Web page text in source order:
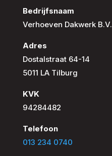
Bedrijfsnaam
Verhoeven Dakwerk B.V.
Adres
Dostalstraat 64-14
5011 LA Tilburg
KVK
94284482
Telefoon
013 234 0740